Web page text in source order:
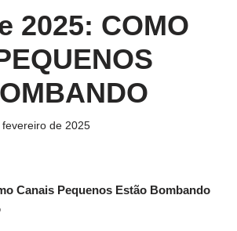
2025: COMO
fevereiro de 2025
Canais Pequenos Estão Bombando